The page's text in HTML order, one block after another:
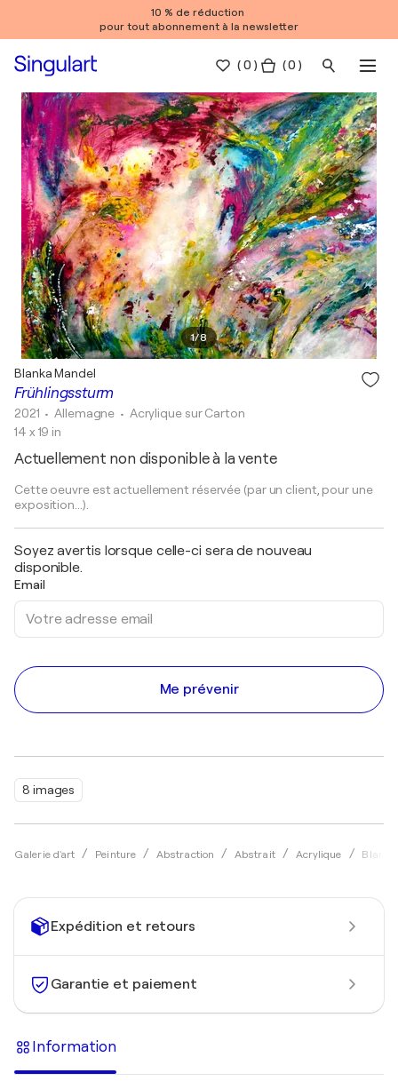
10 % de réduction
pour tout abonnement à la newsletter
(0 ) ( 0 )
1/8
8 images
Galerie d'art Peinture Abstraction Abstrait Acrylique
Frühlingssturm
Blanka Mandel
2021 • Allemagne • Acrylique sur Carton
14 x 19 in
Actuellement non disponible à la vente
Cette oeuvre est actuellement réservée (par un client, pour une
exposition...).
Soyez avertis lorsque celle-ci sera de nouveau
disponible.
Email
Me prévenir
Expédition et retours
Garantie et paiement
Information